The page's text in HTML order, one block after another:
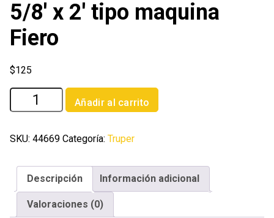
5/8′ x 2′ tipo maquina
Fiero
$125
Bolsa
con
tornillos
tipo
maquina
Añadir al carrito
SKU: 44669 Categoría: Truper
Descripción Información adicional
Valoraciones (0)